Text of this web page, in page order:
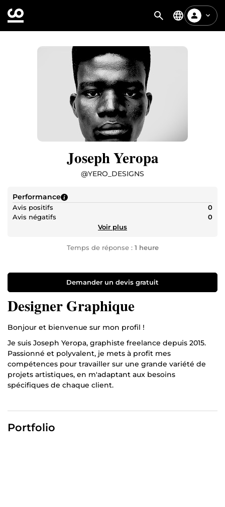
Joseph Yeropa
@YERO_DESIGNS
Performance
Avis positifs
0
Avis négatifs
0
Voir plus
Temps de réponse : 1 heure
Demander un devis gratuit
Designer Graphique
Bonjour et bienvenue sur mon profil !
Je suis Joseph Yeropa, graphiste freelance depuis 2015.
Passionné et polyvalent, je mets à profit mes
compétences pour travailler sur une grande variété de
projets artistiques, en m'adaptant aux besoins
spécifiques de chaque client.
esthétique et épuré. Cependant, selon le projet, je peux
également explorer d'autres styles. Mon objectif est de
toujours fournir un travail soigné, élégant et percutant,
Portfolio